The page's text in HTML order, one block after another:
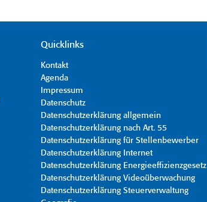
Quicklinks
Kontakt
Agenda
Impressum
Datenschutz
Datenschutzerklärung allgemein
Datenschutzerklärung nach Art. 55
Datenschutzerklärung für Stellenbewerber
Datenschutzerklärung Internet
Datenschutzerklärung Energieeffizienzgesetz
Datenschutzerklärung Videoüberwachung
Datenschutzerklärung Steuerverwaltung